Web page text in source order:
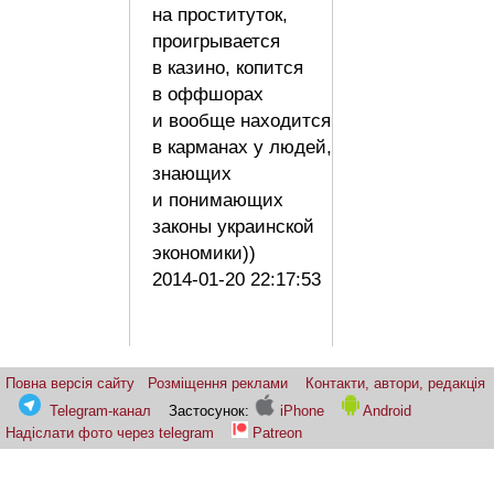
на проституток,
проигрывается
в казино, копится
в оффшорах
и вообще находится
в карманах у людей,
знающих
и понимающих
законы украинской
экономики))
2014-01-20 22:17:53
Повна версія сайту Розміщення реклами
Контакти, автори, редакція
Telegram-канал
Застосунок: iPhone
Android
Надіслати фото через telegram
Patreon